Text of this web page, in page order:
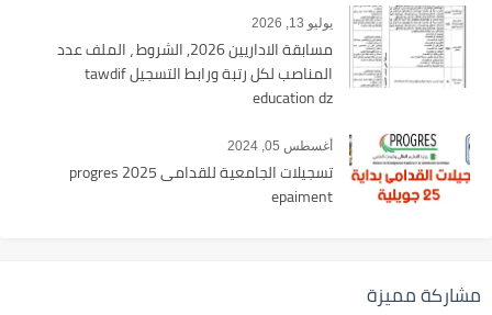
يوليو 13, 2026
مسابقة الاداريين 2026, الشروط ، الملف عدد
المناصب لكل رتبة ورابط التسجيل tawdif
education dz
أغسطس 05, 2024
تسجيلات الجامعية للقدامى 2025 progres
epaiment
مشاركة مميزة